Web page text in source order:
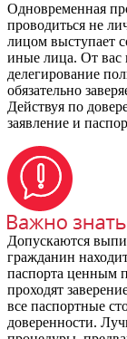
Одновременная
проводиться не
лицом выступает
иные лица. От вас
делегирование
обязательно
Действуя по
заявление и
Допускаются
гражданин
паспорта ценным
проходят
все паспортные
доверенности.